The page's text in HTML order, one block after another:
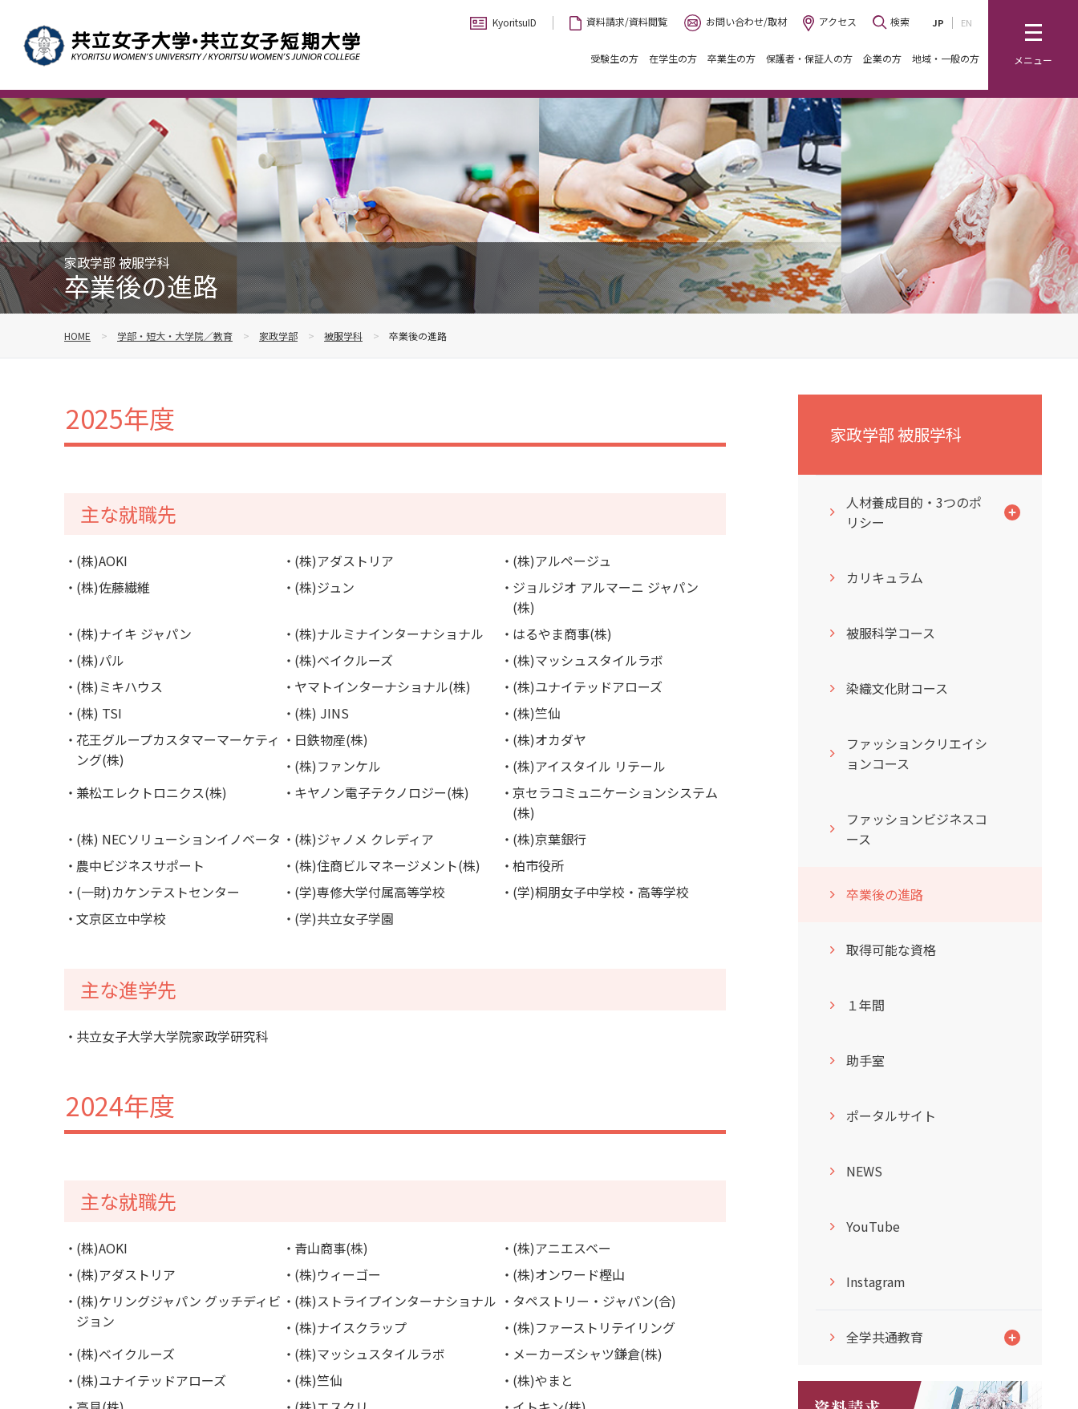
メニュー
検索 JP EN
KyoritsuID 資料請求/資料閲覧 お問い合わせ/取材 アクセス
受験生の方 在学生の方 卒業生の方 保護者・保証人の方 企業の方 地域・一般の方
家政学部 被服学科
卒業後の進路
HOME 学部・短大・大学院／教育 家政学部 被服学科 卒業後の進路
2025年度
主な就職先
(株)AOKI (株)アダストリア
(株)アルページュ
(株)佐藤繊維
(株)ジュン
ジョルジオ アルマーニ ジャパン
(株)
(株)ナイキ ジャパン
(株)ナルミナインターナショナル
はるやま商事(株)
(株)パル
(株)ベイクルーズ
(株)マッシュスタイルラボ
(株)ミキハウス
ヤマトインターナショナル(株)
(株)ユナイテッドアローズ
(株) TSI
(株) JINS
(株)竺仙
花王グループカスタマーマーケティ
ング(株)
日鉄物産(株)
(株)オカダヤ
(株)ファンケル
(株)アイスタイル リテール
兼松エレクトロニクス(株)
キヤノン電子テクノロジー(株)
京セラコミュニケーションシステム
(株)
(株) NECソリューションイノベータ
(株)ジャノメ クレディア
(株)京葉銀行
農中ビジネスサポート
(株)住商ビルマネージメント(株)
柏市役所
(一財)カケンテストセンター
(学)専修大学付属高等学校
(学)桐朋女子中学校・高等学校
文京区立中学校
(学)共立女子学園
主な進学先
共立女子大学大学院家政学研究科
2024年度
主な就職先
(株)AOKI 青山商事(株)
(株)アニエスベー
(株)アダストリア
(株)ウィーゴー
(株)オンワード樫山
(株)ケリングジャパン グッチディビ
ジョン
(株)ストライプインターナショナル
タペストリー・ジャパン(合)
(株)ナイスクラップ
(株)ファーストリテイリング
(株)ベイクルーズ
(株)マッシュスタイルラボ
メーカーズシャツ鎌倉(株)
(株)ユナイテッドアローズ
(株)竺仙
(株)やまと
家政学部 被服学科
人材養成目的・3つのポ
リシー
カリキュラム
被服科学コース
染織文化財コース
ファッションクリエイシ
ョンコース
ファッションビジネスコ
ース
卒業後の進路
取得可能な資格
１年間
助手室
ポータルサイト
NEWS
YouTube
Instagram
全学共通教育